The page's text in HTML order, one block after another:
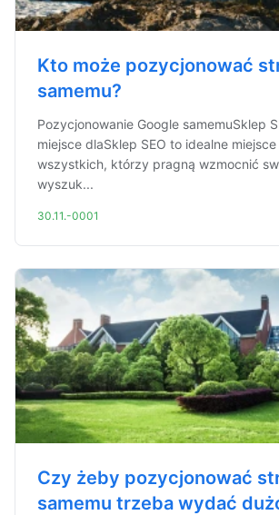
Kto może pozycjonować
samemu?
Pozycjonowanie Google samemuSklep
miejsce dlaSklep SEO to idealne miejsce
wszystkich, którzy pragną wzmocnić
wyszuk...
30.11.-0001
Czy żeby pozycjonować
samemu trzeba wydać